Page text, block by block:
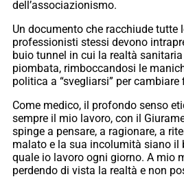
dell’associazionismo.
Un documento che racchiude tutte
professionisti stessi devono
buio tunnel in cui la realtà
piombata, rimboccandosi le
politica a “svegliarsi” per
Come medico, il profondo senso
sempre il mio lavoro, con il
spinge a pensare, a ragionare, a
malato e la sua incolumità siano il
quale io lavoro ogni giorno. A mio
perdendo di vista la realtà e non